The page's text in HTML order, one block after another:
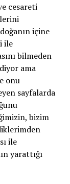
cesareti
içine
ile
bilmeden
ama
onu
sayfalarda
bizim
ile
yarattığı